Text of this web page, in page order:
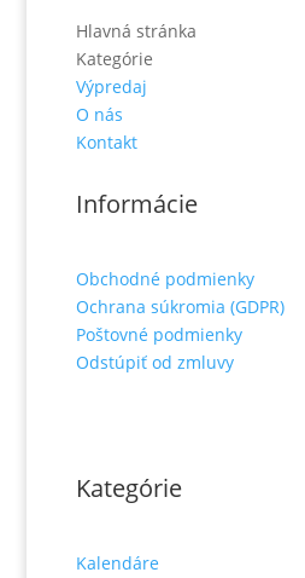
Hlavná stránka
Kategórie
Výpredaj
O nás
Kontakt
Informácie
Obchodné podmienky
Ochrana súkromia (GDPR)
Poštovné podmienky
Odstúpiť od zmluvy
Kategórie
Kalendáre